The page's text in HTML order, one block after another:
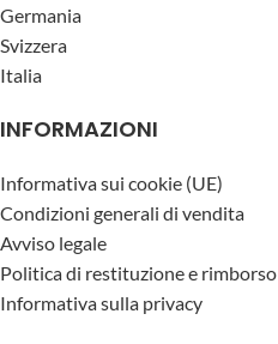
Germania
Svizzera
Italia
INFORMAZIONI
Informativa sui cookie (UE)
Condizioni generali di vendita
Avviso legale
Politica di restituzione e rimborso
Informativa sulla privacy